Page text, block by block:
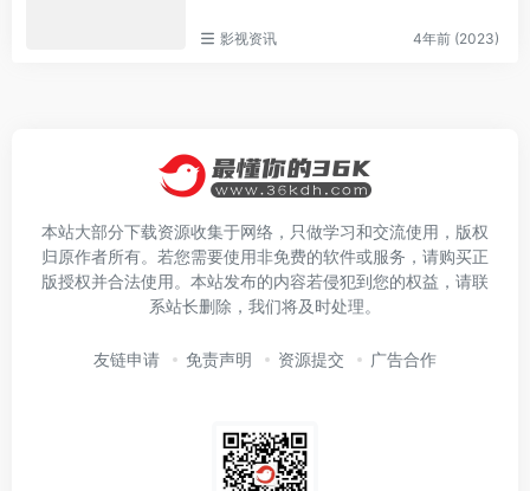
影视资讯 4年前 (2023)
本站大部分下载资源收集于网络，只做学习和交流使用，版权
归原作者所有。若您需要使用非免费的软件或服务，请购买正
版授权并合法使用。本站发布的内容若侵犯到您的权益，请联
系站长删除，我们将及时处理。
友链申请 免责声明 资源提交 广告合作